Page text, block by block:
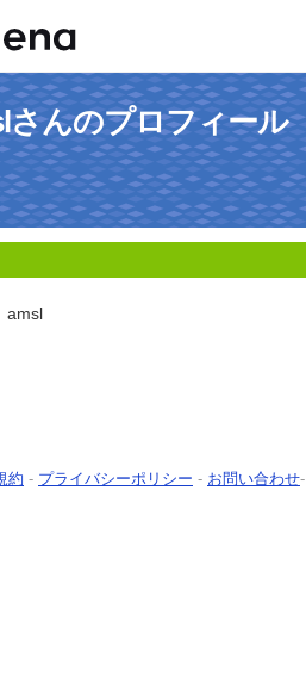
さんのプロフィール
amsl
約 - プライバシーポリシー - お問い合わせ-